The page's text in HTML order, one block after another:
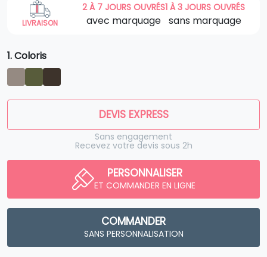
LIVRAISON
2 À 7 JOURS OUVRÉS
avec marquage
1 À 3 JOURS OUVRÉS
sans marquage
1. Coloris
DEVIS EXPRESS
Sans engagement
Recevez votre devis sous 2h
PERSONNALISER
ET COMMANDER EN LIGNE
COMMANDER
SANS PERSONNALISATION